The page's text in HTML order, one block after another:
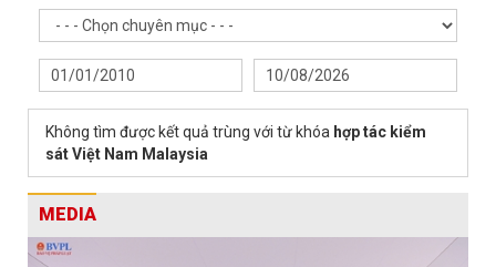
Không tìm được kết quả trùng với từ khóa hợp tác kiểm
sát Việt Nam Malaysia
MEDIA